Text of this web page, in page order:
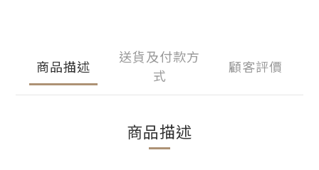
商品描述
送貨及付款方
式
顧客評價
商品描述